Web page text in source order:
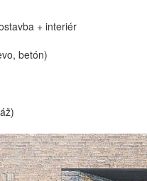
+ interiér
betón)